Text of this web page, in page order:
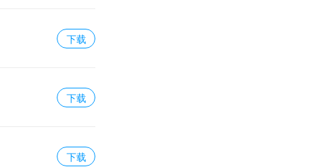
下载
下载
下载